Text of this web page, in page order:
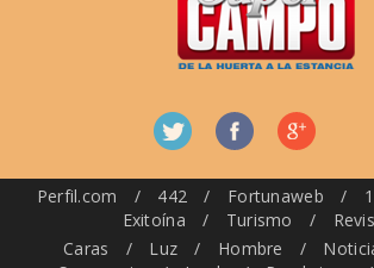
Perfil.com / 442 / Fortunaweb /
Exitoína
/ Turismo /
Caras
/ Luz / Hombre /